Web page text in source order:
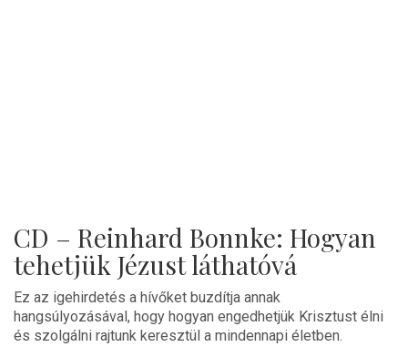
CD – Reinhard Bonnke: Hogyan
tehetjük Jézust láthatóvá
Ez az igehirdetés a hívőket buzdítja annak
hangsúlyozásával, hogy hogyan engedhetjük Krisztust élni
és szolgálni rajtunk keresztül a mindennapi életben.